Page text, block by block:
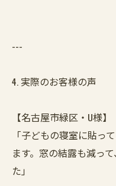
---
4. 実際のお客様の声
【名古屋市緑区・U様】
「子どもの寝室に貼っ
ます。窓の結露も減っ
た」